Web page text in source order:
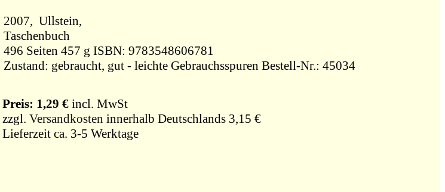
2007, Ullstein,
Taschenbuch
496 Seiten 457 g ISBN: 9783548606781
Zustand: gebraucht, gut - leichte Gebrauchsspuren Bestell-Nr.: 45034
Preis: 1,29 € incl. MwSt
zzgl. Versandkosten innerhalb Deutschlands 3,15 €
Lieferzeit ca. 3-5 Werktage